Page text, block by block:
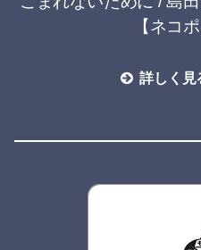
【ネコ
詳しく見